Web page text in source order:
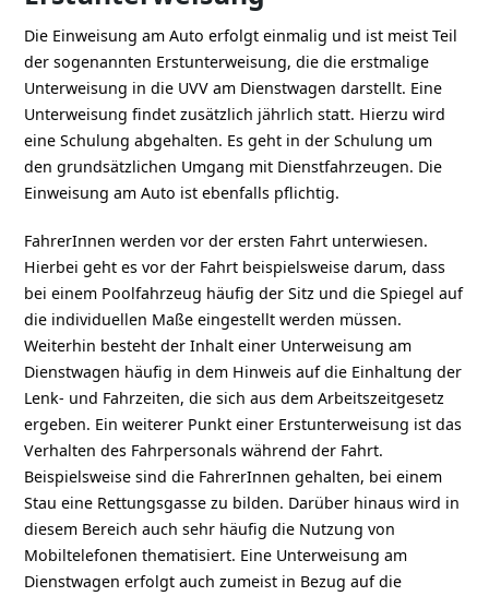
Die Einweisung am Auto erfolgt einmalig und ist meist Teil
der sogenannten Erstunterweisung, die die erstmalige
Unterweisung in die UVV am Dienstwagen darstellt. Eine
Unterweisung findet zusätzlich jährlich statt. Hierzu wird
eine Schulung abgehalten. Es geht in der Schulung um
den grundsätzlichen Umgang mit Dienstfahrzeugen. Die
Einweisung am Auto ist ebenfalls pflichtig.
FahrerInnen werden vor der ersten Fahrt unterwiesen.
Hierbei geht es vor der Fahrt beispielsweise darum, dass
bei einem Poolfahrzeug häufig der Sitz und die Spiegel auf
die individuellen Maße eingestellt werden müssen.
Weiterhin besteht der Inhalt einer Unterweisung am
Dienstwagen häufig in dem Hinweis auf die Einhaltung der
Lenk- und Fahrzeiten, die sich aus dem Arbeitszeitgesetz
ergeben. Ein weiterer Punkt einer Erstunterweisung ist das
Verhalten des Fahrpersonals während der Fahrt.
Beispielsweise sind die FahrerInnen gehalten, bei einem
Stau eine Rettungsgasse zu bilden. Darüber hinaus wird in
diesem Bereich auch sehr häufig die Nutzung von
Mobiltelefonen thematisiert. Eine Unterweisung am
Dienstwagen erfolgt auch zumeist in Bezug auf die